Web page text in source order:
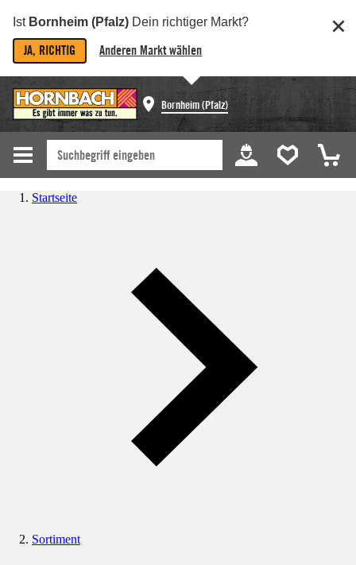
Ist Bornheim (Pfalz) Dein richtiger Markt?
JA, RICHTIG Anderen Markt wählen
Bornheim (Pfalz)
Startseite
Sortiment